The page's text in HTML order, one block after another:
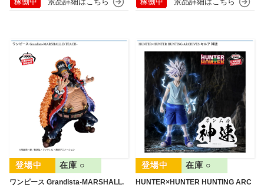
ワンピース Grandista-MARSHALL.
在庫 ○
HUNTER×HUNTER HUNTING ARC
在庫 ○